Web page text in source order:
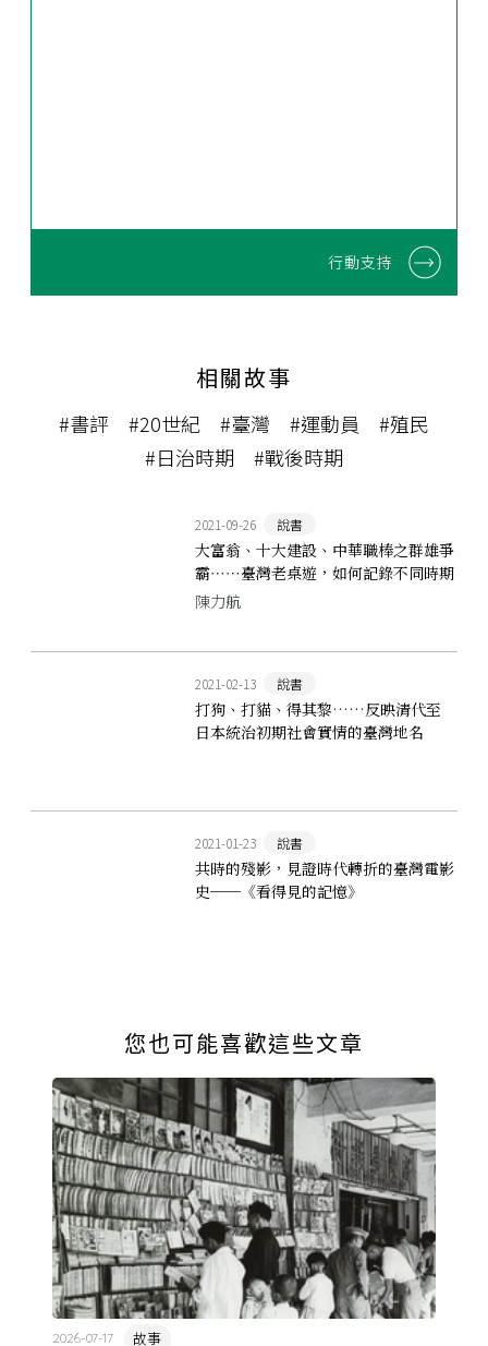
行動支持
相關故事
#書評 #20世紀 #臺灣 #運動員
#殖民
#日治時期
#戰後時期
2021-09-26 說書
大富翁、十大建設、中華職棒之群雄爭
霸⋯⋯臺灣老桌遊，如何記錄不同時期
臺灣社會的發展？
陳力航
2021-02-13 說書
打狗、打貓、得其黎……反映清代至
日本統治初期社會實情的臺灣地名
2021-01-23 說書
共時的殘影，見證時代轉折的臺灣電影
史──《看得見的記憶》
您也可能喜歡這些文章
故事
2026-07-17